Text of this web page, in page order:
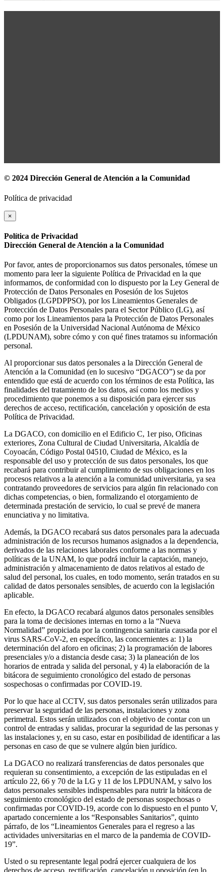
© 2024 Dirección General de Atención a la Comunidad
Política de privacidad
×
Política de Privacidad
Dirección General de Atención a la Comunidad
Por favor, antes de proporcionarnos sus datos personales, tómese un
momento para leer la siguiente Política de Privacidad en la que
informamos, de conformidad con lo dispuesto por la Ley General de
Protección de Datos Personales en Posesión de los Sujetos
Obligados (LGPDPPSO), por los Lineamientos Generales de
Protección de Datos Personales para el Sector Público (LG), así
como por los Lineamientos para la Protección de Datos Personales
en Posesión de la Universidad Nacional Autónoma de México
(LPDUNAM), sobre cómo y con qué fines tratamos su información
personal.
Al proporcionar sus datos personales a la Dirección General de
Atención a la Comunidad (en lo sucesivo “DGACO”) se da por
entendido que está de acuerdo con los términos de esta Política, las
finalidades del tratamiento de los datos, así como los medios y
procedimiento que ponemos a su disposición para ejercer sus
derechos de acceso, rectificación, cancelación y oposición de esta
Política de Privacidad.
La DGACO, con domicilio en el Edificio C, 1er piso, Oficinas
exteriores, Zona Cultural de Ciudad Universitaria, Alcaldía de
Coyoacán, Código Postal 04510, Ciudad de México, es la
responsable del uso y protección de sus datos personales, los que
recabará para contribuir al cumplimiento de sus obligaciones en los
procesos relativos a la atención a la comunidad universitaria, ya sea
contratando proveedores de servicios para algún fin relacionado con
dichas competencias, o bien, formalizando el otorgamiento de
determinada prestación de servicio, lo cual se prevé de manera
enunciativa y no limitativa.
Además, la DGACO recabará sus datos personales para la adecuada
administración de los recursos humanos asignados a la dependencia,
derivados de las relaciones laborales conforme a las normas y
políticas de la UNAM, lo que podrá incluir la captación, manejo,
administración y almacenamiento de datos relativos al estado de
salud del personal, los cuales, en todo momento, serán tratados en su
calidad de datos personales sensibles, de acuerdo con la legislación
aplicable.
En efecto, la DGACO recabará algunos datos personales sensibles
para la toma de decisiones internas en torno a la “Nueva
Normalidad” propiciada por la contingencia sanitaria causada por el
virus SARS-CoV-2, en específico, las concernientes a: 1) la
determinación del aforo en oficinas; 2) la programación de labores
presenciales y/o a distancia desde casa; 3) la planeación de los
horarios de entrada y salida del personal, y 4) la elaboración de la
bitácora de seguimiento cronológico del estado de personas
sospechosas o confirmadas por COVID-19.
Por lo que hace al CCTV, sus datos personales serán utilizados para
preservar la seguridad de las personas, instalaciones y zona
perimetral. Estos serán utilizados con el objetivo de contar con un
control de entradas y salidas, procurar la seguridad de las personas y
las instalaciones y, en su caso, estar en posibilidad de identificar a las
personas en caso de que se vulnere algún bien jurídico.
La DGACO no realizará transferencias de datos personales que
requieran su consentimiento, a excepción de las estipuladas en el
artículo 22, 66 y 70 de la LG y 11 de los LPDUNAM, y salvo los
datos personales sensibles indispensables para nutrir la bitácora de
seguimiento cronológico del estado de personas sospechosas o
confirmadas por COVID-19, acorde con lo dispuesto en el punto V,
apartado concerniente a los “Responsables Sanitarios”, quinto
párrafo, de los “Lineamientos Generales para el regreso a las
actividades universitarias en el marco de la pandemia de COVID-
19”.
Usted o su representante legal podrá ejercer cualquiera de los